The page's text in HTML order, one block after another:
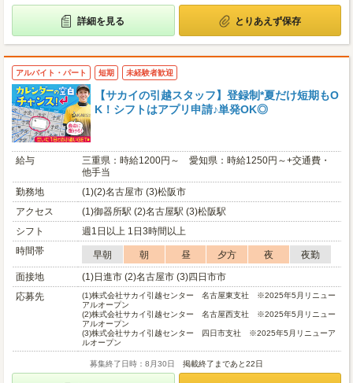
詳細を見る とりあえず保存
アルバイト・パート 短期 未経験者歓迎
【サカイの引越スタッフ】登録制*夏だけ短期もO
K！シフトはアプリ申請♪単発OK◎
給与
三重県：時給1200円～ 愛知県：時給1250円～+交通費・
他手当
勤務地
(1)(2)名古屋市 (3)松阪市
アクセス
(1)御器所駅 (2)名古屋駅 (3)松阪駅
シフト
週1日以上 1日3時間以上
時間帯
早朝 朝 昼 夕方 夜
夜勤
面接地
(1)日進市 (2)名古屋市 (3)四日市市
応募先
(1)株式会社サカイ引越センター 名古屋東支社 ※2025年5月リニュー
アルオープン
(2)株式会社サカイ引越センター 名古屋西支社 ※2025年5月リニュー
アルオープン
(3)株式会社サカイ引越センター 四日市支社 ※2025年5月リニューア
ルオープン
募集終了日時：8月30日 掲載終了まであと22日